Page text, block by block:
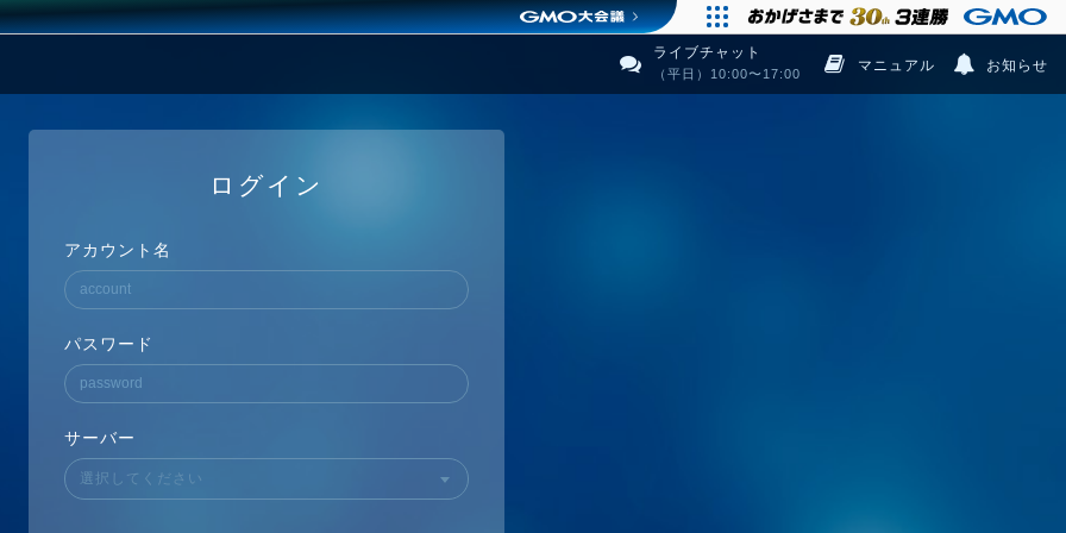
ライブチャット
（平日）10:00〜17:00 マニュアル お知らせ
ログイン
アカウント名
パスワード
サーバー
選択してください